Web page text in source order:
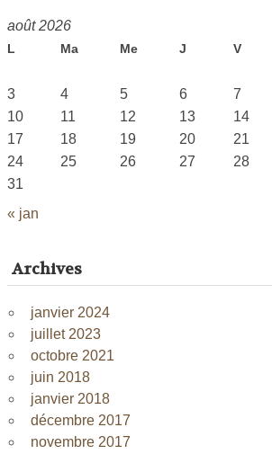
août 2026
L Ma Me J V
« jan
3
4 5 6 7
10
11 12 13 14
17
18 19 20 21
24
25 26 27 28
31
Archives
janvier 2024
juillet 2023
octobre 2021
juin 2018
janvier 2018
décembre 2017
novembre 2017